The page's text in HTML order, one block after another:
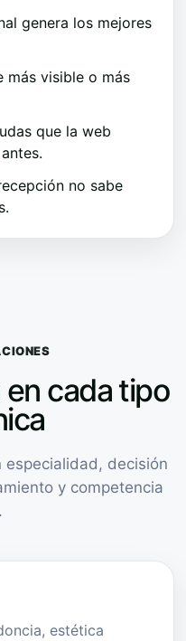
genera los mejores
más visible o más
que la web
no sabe
cada tipo
decisión
y competencia
estética